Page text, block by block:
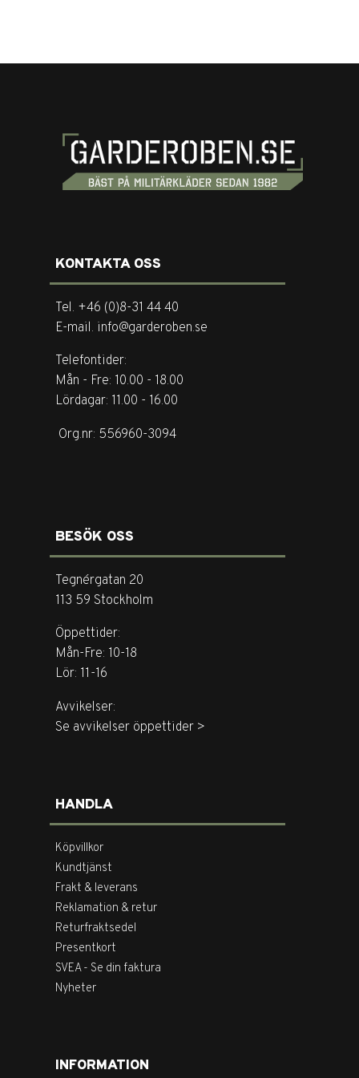
KONTAKTA OSS
Tel. +46 (0)8-31 44 40
E-mail. info@garderoben.se
Telefontider:
Mån - Fre: 10.00 - 18.00
Lördagar: 11.00 - 16.00
Org.nr: 556960-3094
BESÖK OSS
Tegnérgatan 20
113 59 Stockholm
Öppettider:
Mån-Fre: 10-18
Lör: 11-16
Avvikelser:
Se avvikelser öppettider >
HANDLA
Köpvillkor
Kundtjänst
Frakt & leverans
Reklamation & retur
Returfraktsedel
Presentkort
SVEA - Se din faktura
Nyheter
INFORMATION